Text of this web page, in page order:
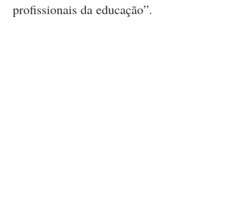
profissionais da educação”.